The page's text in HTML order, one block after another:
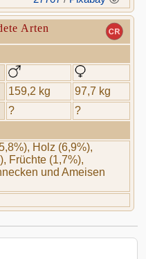
Arten
159,2 kg
97,7 kg
?
?
Holz (6,9%),
Früchte (1,7%),
und Ameisen